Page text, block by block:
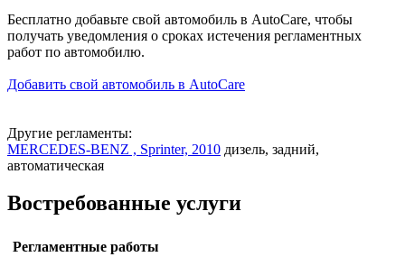
Бесплатно добавьте свой автомобиль в AutoCare, чтобы
получать уведомления о сроках истечения регламентных
работ по автомобилю.
Добавить свой автомобиль в AutoCare
Другие регламенты:
MERCEDES-BENZ , Sprinter, 2010 дизель, задний,
автоматическая
Востребованные услуги
Регламентные работы